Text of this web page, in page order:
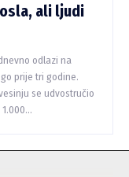
ali ljudi
odlazi na
prije tri godine.
se udvostručio